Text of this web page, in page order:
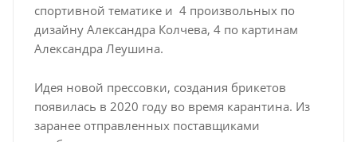
спортивной тематике и 4 произвольных по
дизайну Александра Колчева, 4 по картинам
Александра Леушина.
Идея новой прессовки, создания брикетов
появилась в 2020 году во время карантина. Из
заранее отправленных поставщиками